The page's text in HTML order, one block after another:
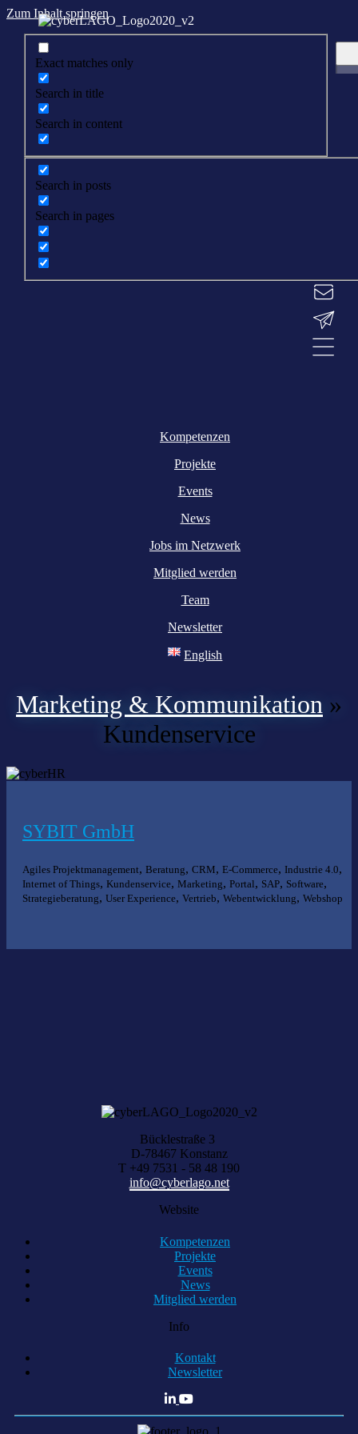
Zum Inhalt springen
Exact matches only
Search in title
Search in content
Search in posts
Search in pages
Kompetenzen
Projekte
Events
News
Jobs im Netzwerk
Mitglied werden
Team
Newsletter
English
Marketing & Kommunikation »
Kundenservice
SYBIT GmbH
Agiles Projektmanagement, Beratung, CRM, E-Commerce, Industrie 4.0,
Internet of Things, Kundenservice, Marketing, Portal, SAP, Software,
Strategieberatung, User Experience, Vertrieb, Webentwicklung, Webshop
Bücklestraße 3
D-78467 Konstanz
T +49 7531 - 58 48 190
info@cyberlago.net
Website
Kompetenzen
Projekte
Events
News
Mitglied werden
Info
Kontakt
Newsletter